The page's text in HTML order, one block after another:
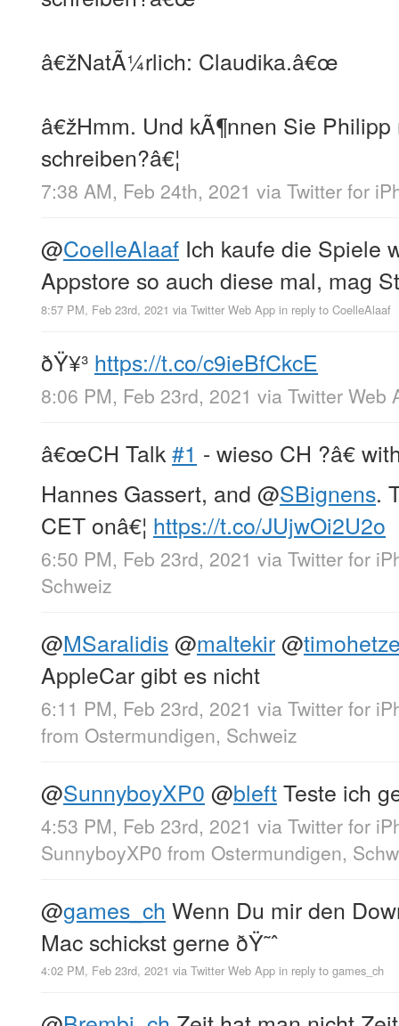
â€žNatÃ¼rlich: Claudika.â€œ
â€žHmm. Und kÃ¶nnen Sie
schreiben?â€¦
7:38 AM, Feb 24th, 2021 via Twitter for
@CoelleAlaaf Ich kaufe die Spiele
Appstore so auch diese mal, mag
8:57 PM, Feb 23rd, 2021 via Twitter Web App in reply to CoelleAlaaf
ðŸ¥³ https://t.co/c9ieBfCkcE
8:06 PM, Feb 23rd, 2021 via Twitter Web
â€œCH Talk#1 - wieso CH ?â€
Hannes Gassert, and @SBignens.
CET onâ€¦ https://t.co/JUjwOi2U2o
6:50 PM, Feb 23rd, 2021 via Twitter for
Schweiz
@MSaralidis@maltekir@
AppleCar gibt es nicht
6:11 PM, Feb 23rd, 2021 via Twitter for
from Ostermundigen, Schweiz
@SunnyboyXP0 @bleftTeste ich
4:53 PM, Feb 23rd, 2021 via Twitter for
SunnyboyXP0 from Ostermundigen,
@games_ch Wenn Du mir den
Mac schickst gerne ðŸ˜ˆ
4:02 PM, Feb 23rd, 2021 via Twitter Web App in reply to games_ch